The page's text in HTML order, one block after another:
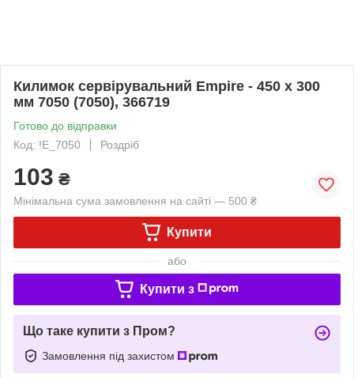
Килимок сервірувальний Empire - 450 x 300
мм 7050 (7050), 366719
Готово до відправки
Код: !Е_7050
Роздріб
103 ₴
Мінімальна сума замовлення на сайті — 500 ₴
Купити
або
Купити з
Що таке купити з Пром?
Замовлення під захистом